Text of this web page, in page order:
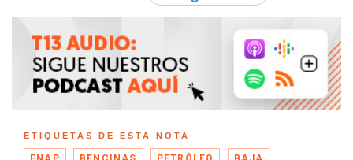
ETIQUETAS DE ESTA NOTA